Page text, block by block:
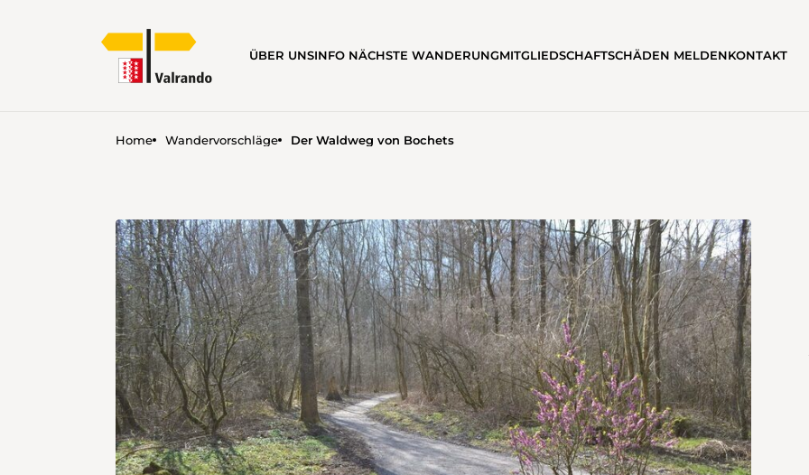
ÜBER UNSINFO NÄCHSTE WANDERUNGMITGLIEDSCHAFTSCHÄDEN MELDENKONTAKT
Home Wandervorschläge Der Waldweg von Bochets